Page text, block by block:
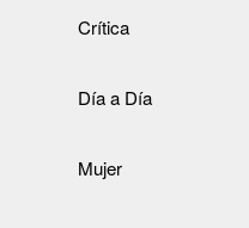
Crítica
Día a Día
Mujer